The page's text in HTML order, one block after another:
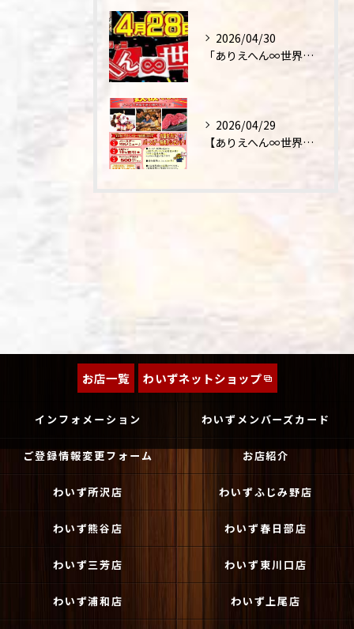
2026/04/30
「ありえへん∞世界」テレビ出演‼
2026/04/29
【ありえへん∞世界】バースデーステーキについて
お店一覧 わいずネットショップ
インフォメーション わいずメンバーズカード
ご登録情報変更フォーム お店紹介
わいず所沢店 わいずふじみ野店
わいず熊谷店 わいず春日部店
わいず三芳店 わいず東川口店
わいず浦和店 わいず上尾店